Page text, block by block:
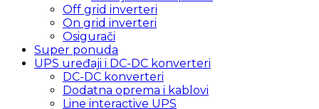
Off grid inverteri
On grid inverteri
Osigurači
Super ponuda
UPS uređaji i DC-DC konverteri
DC-DC konverteri
Dodatna oprema i kablovi
Line interactive UPS